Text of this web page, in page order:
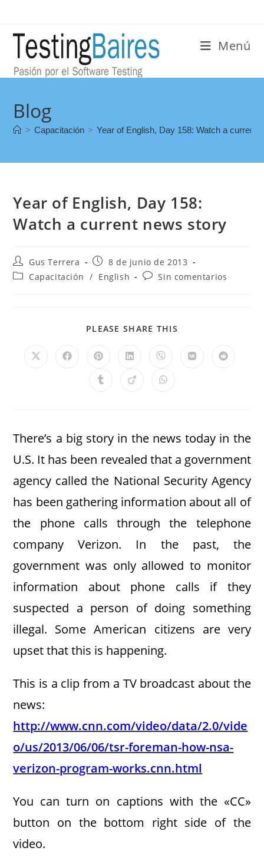
Menú
Blog
> Capacitación > Year of English, Day 158: Watch a current
Year of English, Day 158:
Watch a current news story
Gus Terrera
8 de junio de 2013
Capacitación / English Sin comentarios
PLEASE SHARE THIS
There’s a big story in the news today in the
U.S. It has been revealed that a government
agency called the National Security Agency
has been gathering information about all of
the phone calls through the telephone
company Verizon. In the past, the
government was only allowed to monitor
information about phone calls if they
suspected a person of doing something
illegal. Some American citizens are very
upset that this is happening.
This is a clip from a TV broadcast about the
news:
http://www.cnn.com/video/data/2.0/vide
o/us/2013/06/06/tsr-foreman-how-nsa-
verizon-program-works.cnn.html
You can turn on captions with the «CC»
button on the bottom right side of the
video.